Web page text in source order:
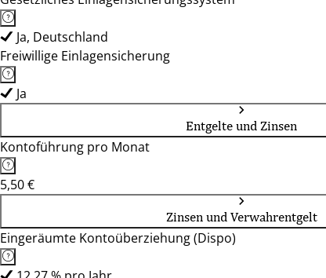
Ja, Deutschland
Freiwillige Einlagensicherung
Ja
Entgelte und Zinsen
Kontoführung pro Monat
5,50 €
Zinsen und Verwahrentgelt
Eingeräumte Kontoüberziehung (Dispo)